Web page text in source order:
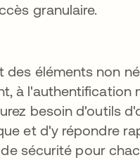
granulaire.
éléments non
à l'authentification
besoin d'outils
et d'y répondre
sécurité pour